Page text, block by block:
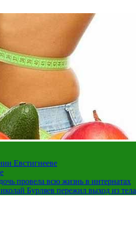
Евстигнееве
провела всю жизнь в интернатах
Бурляев пережил выход из тела